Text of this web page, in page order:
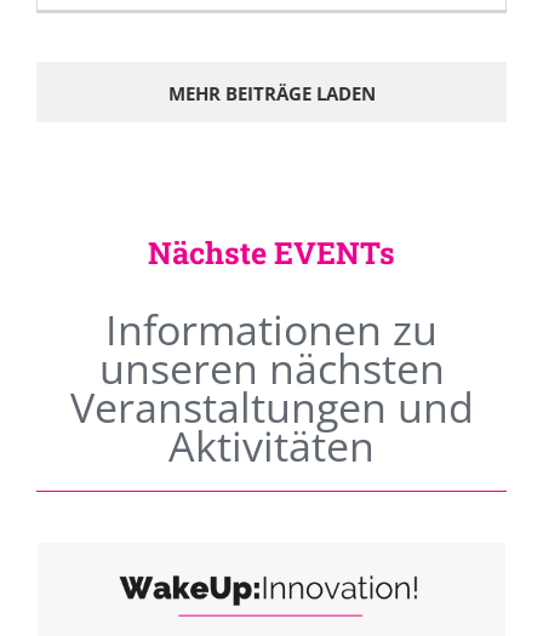
MEHR BEITRÄGE LADEN
Nächste EVENTs
Informationen zu
unseren nächsten
Veranstaltungen und
Aktivitäten